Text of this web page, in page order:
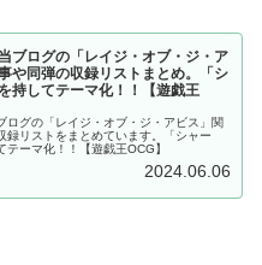
ブログの「レイジ・オブ・ジ・ア
や同弾の収録リストまとめ。「シ
持してテーマ化！！【遊戯王
ログの「レイジ・オブ・ジ・アビス」関
録リストをまとめています。「シャー
テーマ化！！【遊戯王OCG】
2024.06.06